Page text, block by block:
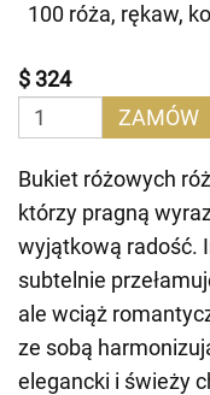
100 róża, rękaw,
$ 324
ZAMÓW
Bukiet różowych
którzy pragną
wyjątkową radość.
subtelnie
ale wciąż
ze sobą
elegancki i świeży